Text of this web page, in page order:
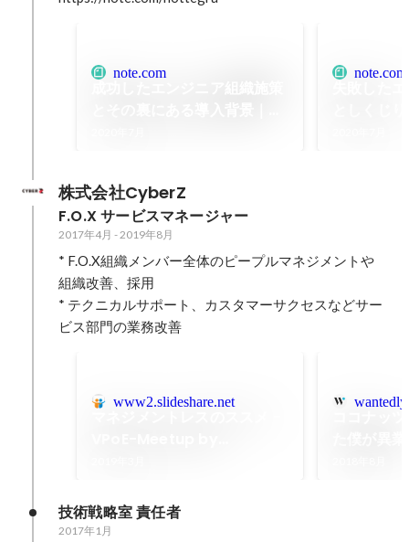
note.com note.com
株式会社CyberZ
F.O.X サービスマネージャー
2017年4月 - 2019年8月
* F.O.X組織メンバー全体のピープルマネジメントや
組織改善、採用
* テクニカルサポート、カスタマーサクセスなどサー
ビス部門の業務改善
www2.slideshare.net
技術戦略室 責任者
2017年1月